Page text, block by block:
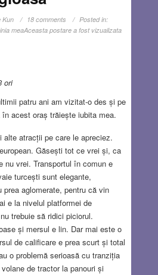
Kun 18 comments
Posted in:
meaAceasta postare a fost vizualizata
ori
patru ani am vizitat-o des și pe
acest oraș trăiește iubita mea.
atracții pe care le apreciez.
Găsești tot ce vrei și, ca
nu vrei. Transportul în comun e
turcești sunt elegante,
aglomerate, pentru că vin
e la nivelul platformei de
trebuie să ridici piciorul.
și mersul e lin. Dar mai este o
de calificare e prea scurt și total
o problemă serioasă cu tranziția
de tractor la panouri și